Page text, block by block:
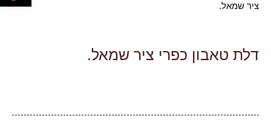
ציר שמאל.
דלת טאבון כפרי ציר שמאל.